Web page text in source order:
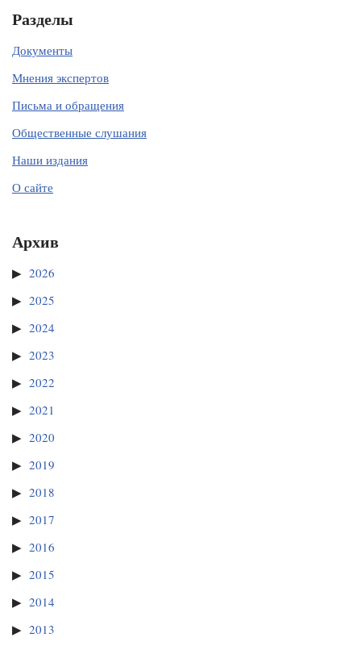
Разделы
Документы
Мнения экспертов
Письма и обращения
Общественные слушания
Наши издания
О сайте
Архив
2026
2025
2024
2023
2022
2021
2020
2019
2018
2017
2016
2015
2014
2013